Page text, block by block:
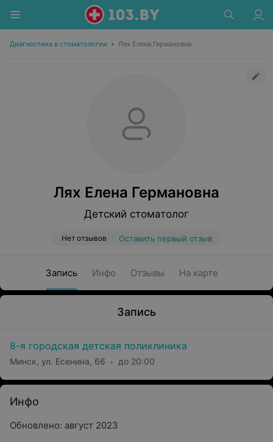
Диагностика в стоматологии • Лях Елена Германовна
Лях Елена Германовна
Детский стоматолог
Нет отзывов Оставить первый отзыв
Запись Инфо Отзывы На карте
Запись
8-я городская детская поликлиника
Минск, ул. Есенина, 66 до 20:00
Инфо
Обновлено: август 2023